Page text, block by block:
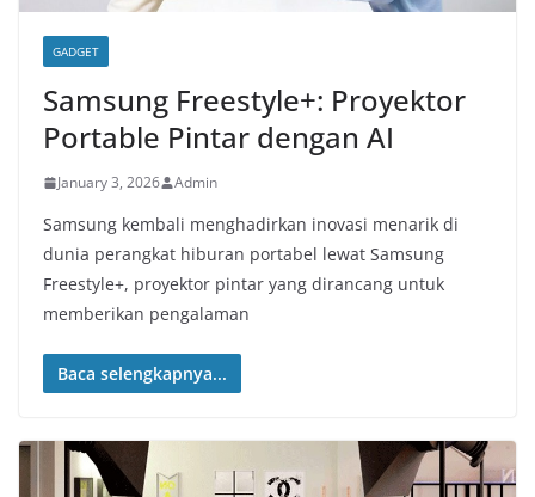
GADGET
Samsung Freestyle+: Proyektor
Portable Pintar dengan AI
January 3, 2026 Admin
Samsung kembali menghadirkan inovasi menarik di
dunia perangkat hiburan portabel lewat Samsung
Freestyle+, proyektor pintar yang dirancang untuk
memberikan pengalaman
Baca selengkapnya...